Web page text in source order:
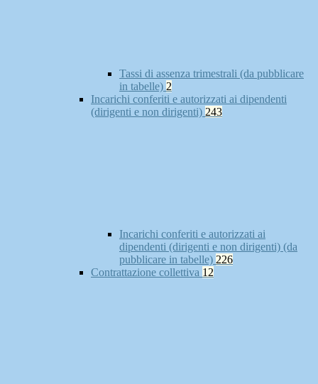
Tassi di assenza trimestrali (da pubblicare
in tabelle) 2
Incarichi conferiti e autorizzati ai dipendenti
(dirigenti e non dirigenti) 243
Incarichi conferiti e autorizzati ai
dipendenti (dirigenti e non dirigenti) (da
pubblicare in tabelle) 226
Contrattazione collettiva 12